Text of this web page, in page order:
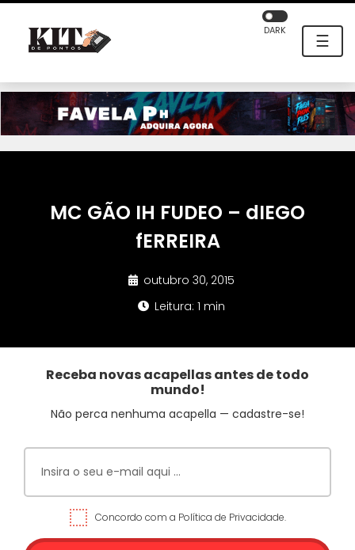
☰
DARK
MC GÃO IH FUDEO – dIEGO
fERREIRA
outubro 30, 2015
Leitura: 1 min
Receba novas acapellas antes de todo
mundo!
Não perca nenhuma acapella — cadastre-se!
Concordo com a Política de Privacidade.